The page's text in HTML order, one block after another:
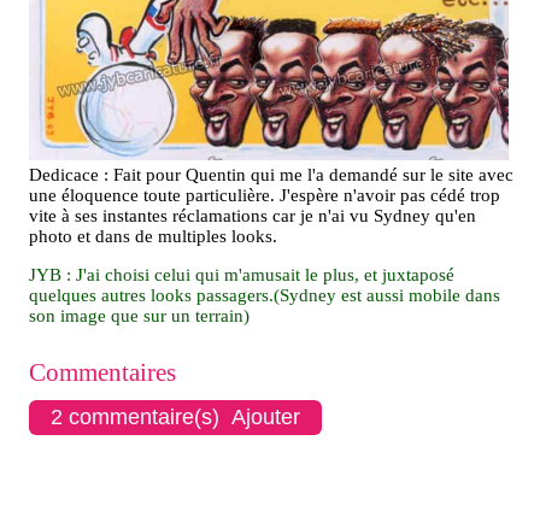
Dedicace : Fait pour Quentin qui me l'a demandé sur le site avec
une éloquence toute particulière. J'espère n'avoir pas cédé trop
vite à ses instantes réclamations car je n'ai vu Sydney qu'en
photo et dans de multiples looks.
JYB : J'ai choisi celui qui m'amusait le plus, et juxtaposé
quelques autres looks passagers.(Sydney est aussi mobile dans
son image que sur un terrain)
Commentaires
2 commentaire(s) Ajouter